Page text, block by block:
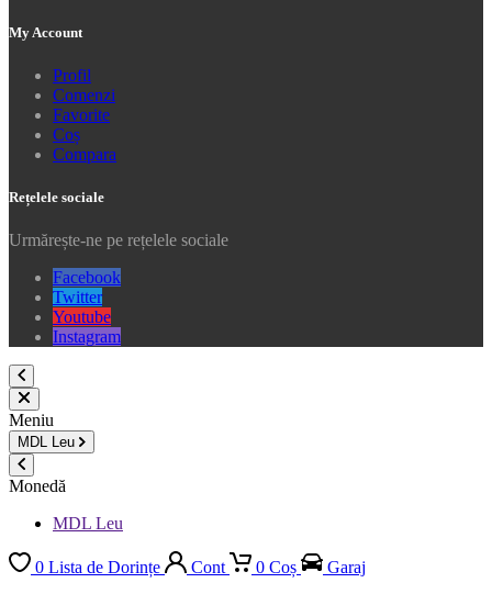
My Account
Profil
Comenzi
Favorite
Coș
Compara
Rețelele sociale
Urmărește-ne pe rețelele sociale
Facebook
Twitter
Youtube
Instagram
Meniu
MDL Leu
Monedă
MDL Leu
0 Lista de Dorințe Cont 0 Coș
Garaj